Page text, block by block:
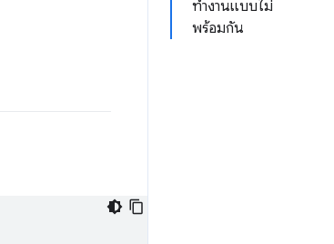
ทำงานแบบไม่
พร้อมกัน